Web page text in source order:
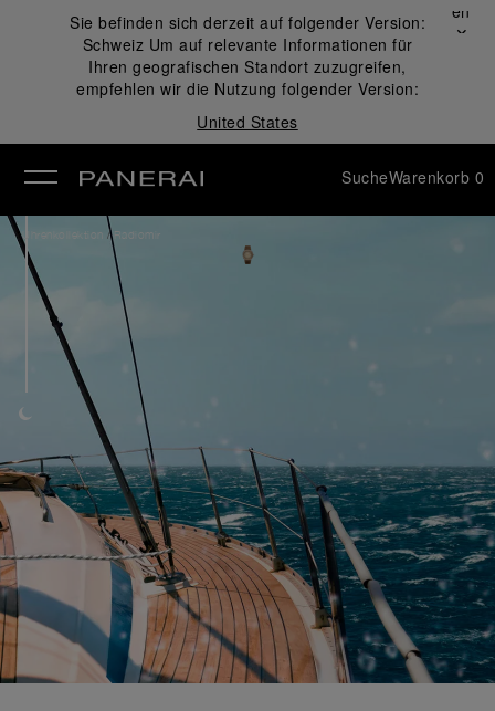
Sie befinden sich derzeit auf folgender Version:
Schweiz Um auf relevante Informationen für
Ihren geografischen Standort zuzugreifen,
empfehlen wir die Nutzung folgender Version:
United States
Schließen
✕
SucheWarenkorb 0
Uhrenkollektion /Radiomir